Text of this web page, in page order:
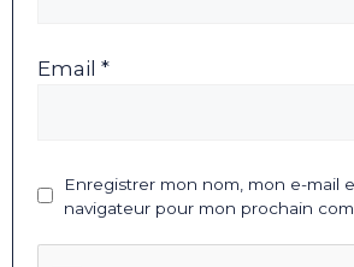
Email *
Enregistrer mon nom, mon e-mail
navigateur pour mon prochain